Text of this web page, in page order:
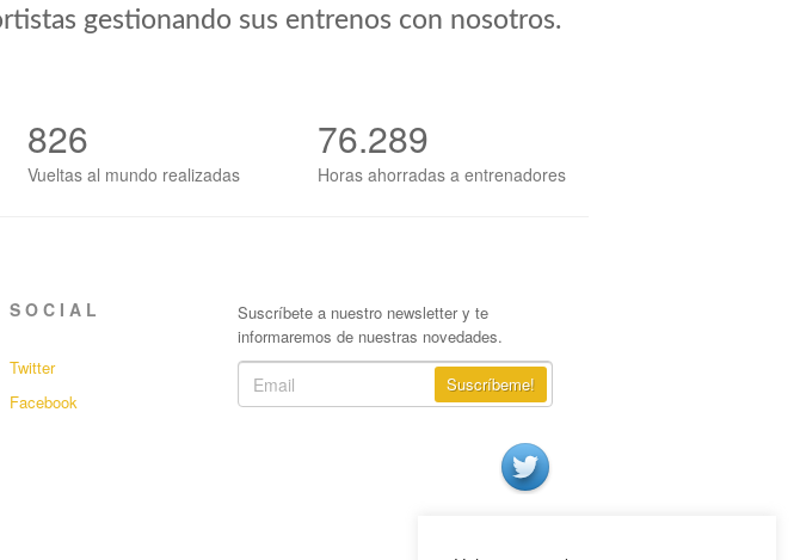
gestionando sus entrenos con nosotros.
826
Vueltas al mundo realizadas
76.289
Horas ahorradas a entrenadores
SOCIAL
Twitter
Facebook
Suscríbete a nuestro newsletter y te
informaremos de nuestras novedades.